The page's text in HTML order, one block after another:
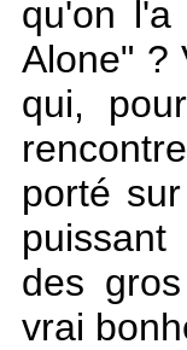
qu'on
Alone" ?
qui,
porté
des
vrai